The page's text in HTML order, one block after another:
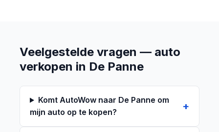
Veelgestelde vragen — auto
verkopen in De Panne
Komt AutoWow naar De Panne om
mijn auto op te kopen?